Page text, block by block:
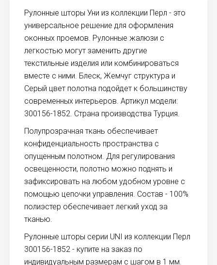
Рулонные шторы Уни из коллекции Перл - это
универсальное решение для оформления
оконных проемов. Рулонные жалюзи с
легкостью могут заменить другие
текстильные изделия или комбинироваться
вместе с ними. Блеск, Жемчуг структура и
Серый цвет полотна подойдет к большинству
современных интерьеров. Артикул модели:
300156-1852. Страна производства Турция.
Полупрозрачная ткань обеспечивает
конфиденциальность пространства с
опущенным полотном. Для регулирования
освещенности, полотно можно поднять и
зафиксировать на любом удобном уровне с
помощью цепочки управления. Состав - 100%
полиэстер обеспечивает легкий уход за
тканью.
Рулонные шторы серии UNI из коллекции Перл
300156-1852 - купите на заказ по
индивидуальным размерам с шагом в 1 мм.